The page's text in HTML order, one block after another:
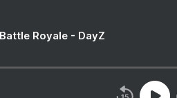
Royale - DayZ